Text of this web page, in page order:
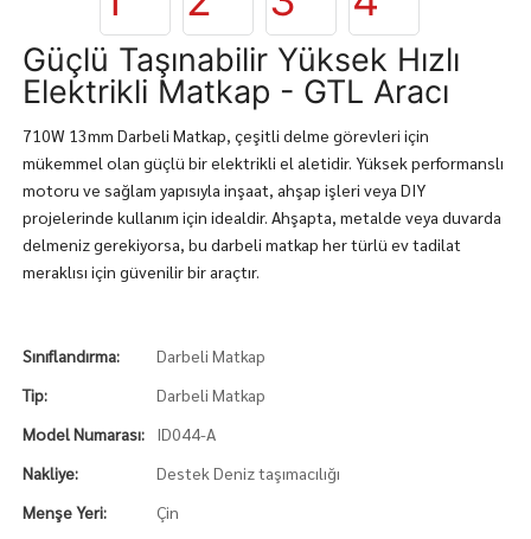
Güçlü Taşınabilir Yüksek Hızlı
Elektrikli Matkap - GTL Aracı
710W 13mm Darbeli Matkap, çeşitli delme görevleri için
mükemmel olan güçlü bir elektrikli el aletidir. Yüksek performanslı
motoru ve sağlam yapısıyla inşaat, ahşap işleri veya DIY
projelerinde kullanım için idealdir. Ahşapta, metalde veya duvarda
delmeniz gerekiyorsa, bu darbeli matkap her türlü ev tadilat
meraklısı için güvenilir bir araçtır.
Sınıflandırma:
Darbeli Matkap
Tip:
Darbeli Matkap
Model Numarası:
ID044-A
Nakliye:
Destek Deniz taşımacılığı
Menşe Yeri:
Çin